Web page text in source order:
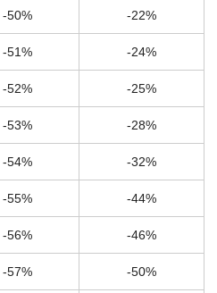
-50% -22%
-51% -24%
-52% -25%
-53% -28%
-54% -32%
-55% -44%
-56% -46%
-57% -50%